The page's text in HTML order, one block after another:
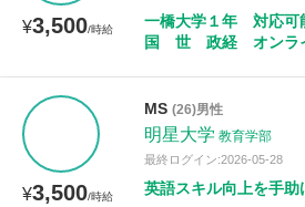
¥3,500/時給
一橋大学１年 対応
国 世 政経 オンラ
¥3,500/時給
MS (26)男性
明星大学 教育学部
最終ログイン:2026-05-28
英語スキル向上を手助
性別